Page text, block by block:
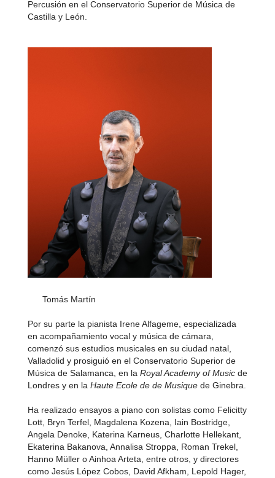
Percusión en el Conservatorio Superior de Música de
Castilla y León.
Tomás Martín
Por su parte la pianista Irene Alfageme, especializada
en acompañamiento vocal y música de cámara,
comenzó sus estudios musicales en su ciudad natal,
Valladolid y prosiguió en el Conservatorio Superior de
Música de Salamanca, en la Royal Academy of Musicde
Londres y en la Haute Ecole de de Musiquede Ginebra.
Ha realizado ensayos a piano con solistas como Felicitty
Lott, Bryn Terfel, Magdalena Kozena, Iain Bostridge,
Angela Denoke, Katerina Karneus, Charlotte Hellekant,
Ekaterina Bakanova, Annalisa Stroppa, Roman Trekel,
Hanno Müller o Ainhoa Arteta, entre otros, y directores
como Jesús López Cobos, David Afkham, Lepold Hager,